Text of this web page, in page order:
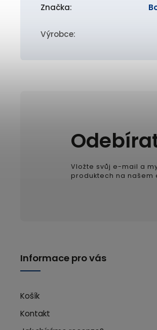
Značka:
Výrobce:
Vložte svůj e-mail a
produktech na našem
Informace pro vás
Košík
Kontakt